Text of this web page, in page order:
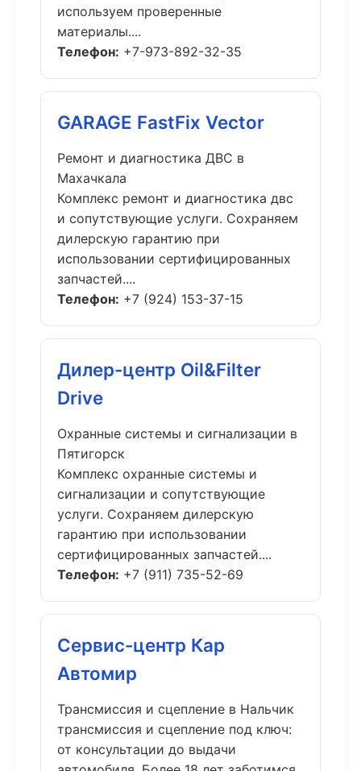
используем проверенные
материалы....
Телефон: +7-973-892-32-35
GARAGE FastFix Vector
Ремонт и диагностика ДВС в
Махачкала
Комплекс ремонт и диагностика двс
и сопутствующие услуги. Сохраняем
дилерскую гарантию при
использовании сертифицированных
запчастей....
Телефон: +7 (924) 153-37-15
Дилер-центр Oil&Filter
Drive
Охранные системы и сигнализации в
Пятигорск
Комплекс охранные системы и
сигнализации и сопутствующие
услуги. Сохраняем дилерскую
гарантию при использовании
сертифицированных запчастей....
Телефон: +7 (911) 735-52-69
Сервис-центр Кар
Автомир
Трансмиссия и сцепление в Нальчик
трансмиссия и сцепление под ключ:
от консультации до выдачи